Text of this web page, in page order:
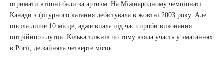
отримати втішні бали за артизм. На Міжнародному чемпіонаті
Канади з фігурного катання дебютувала в жовтні 2003 року. Але
посіла лише 10 місце, адже впала під час спроби виконання
потрійного лутца. Кілька тижнів по тому взяла участь у змаганнях
в Росії, де зайняла четверте місце.